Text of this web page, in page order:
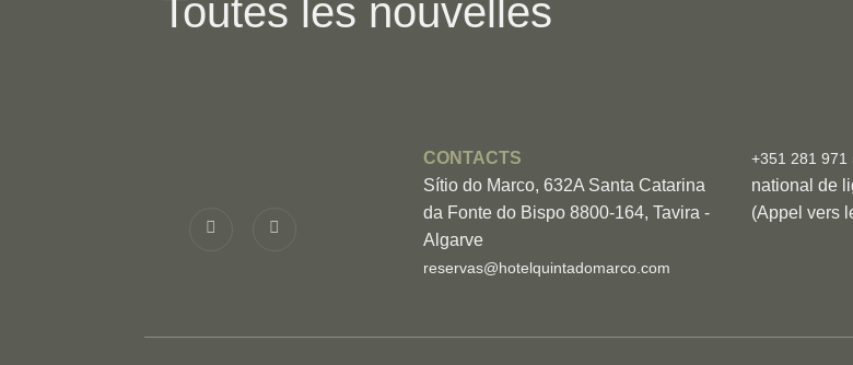
Toutes les nouvelles
CONTACTS
Sítio do Marco, 632A Santa Catarina
da Fonte do Bispo 8800-164, Tavira -
Algarve
reservas@hotelquintadomarco.com
+351 281 971
national de
(Appel vers